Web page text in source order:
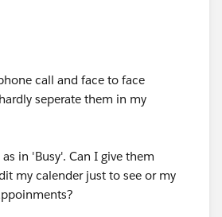
call and face to face
seperate them in my
in 'Busy'. Can I give them
my calender just to see or my